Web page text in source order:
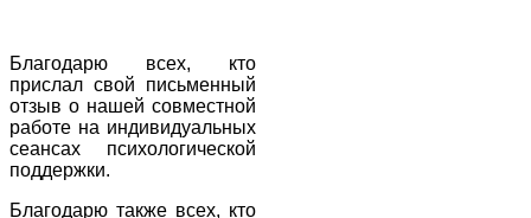
Благодарю всех, кто
прислал свой письменный
отзыв о нашей совместной
работе на индивидуальных
сеансах психологической
поддержки.
Благодарю также всех, кто